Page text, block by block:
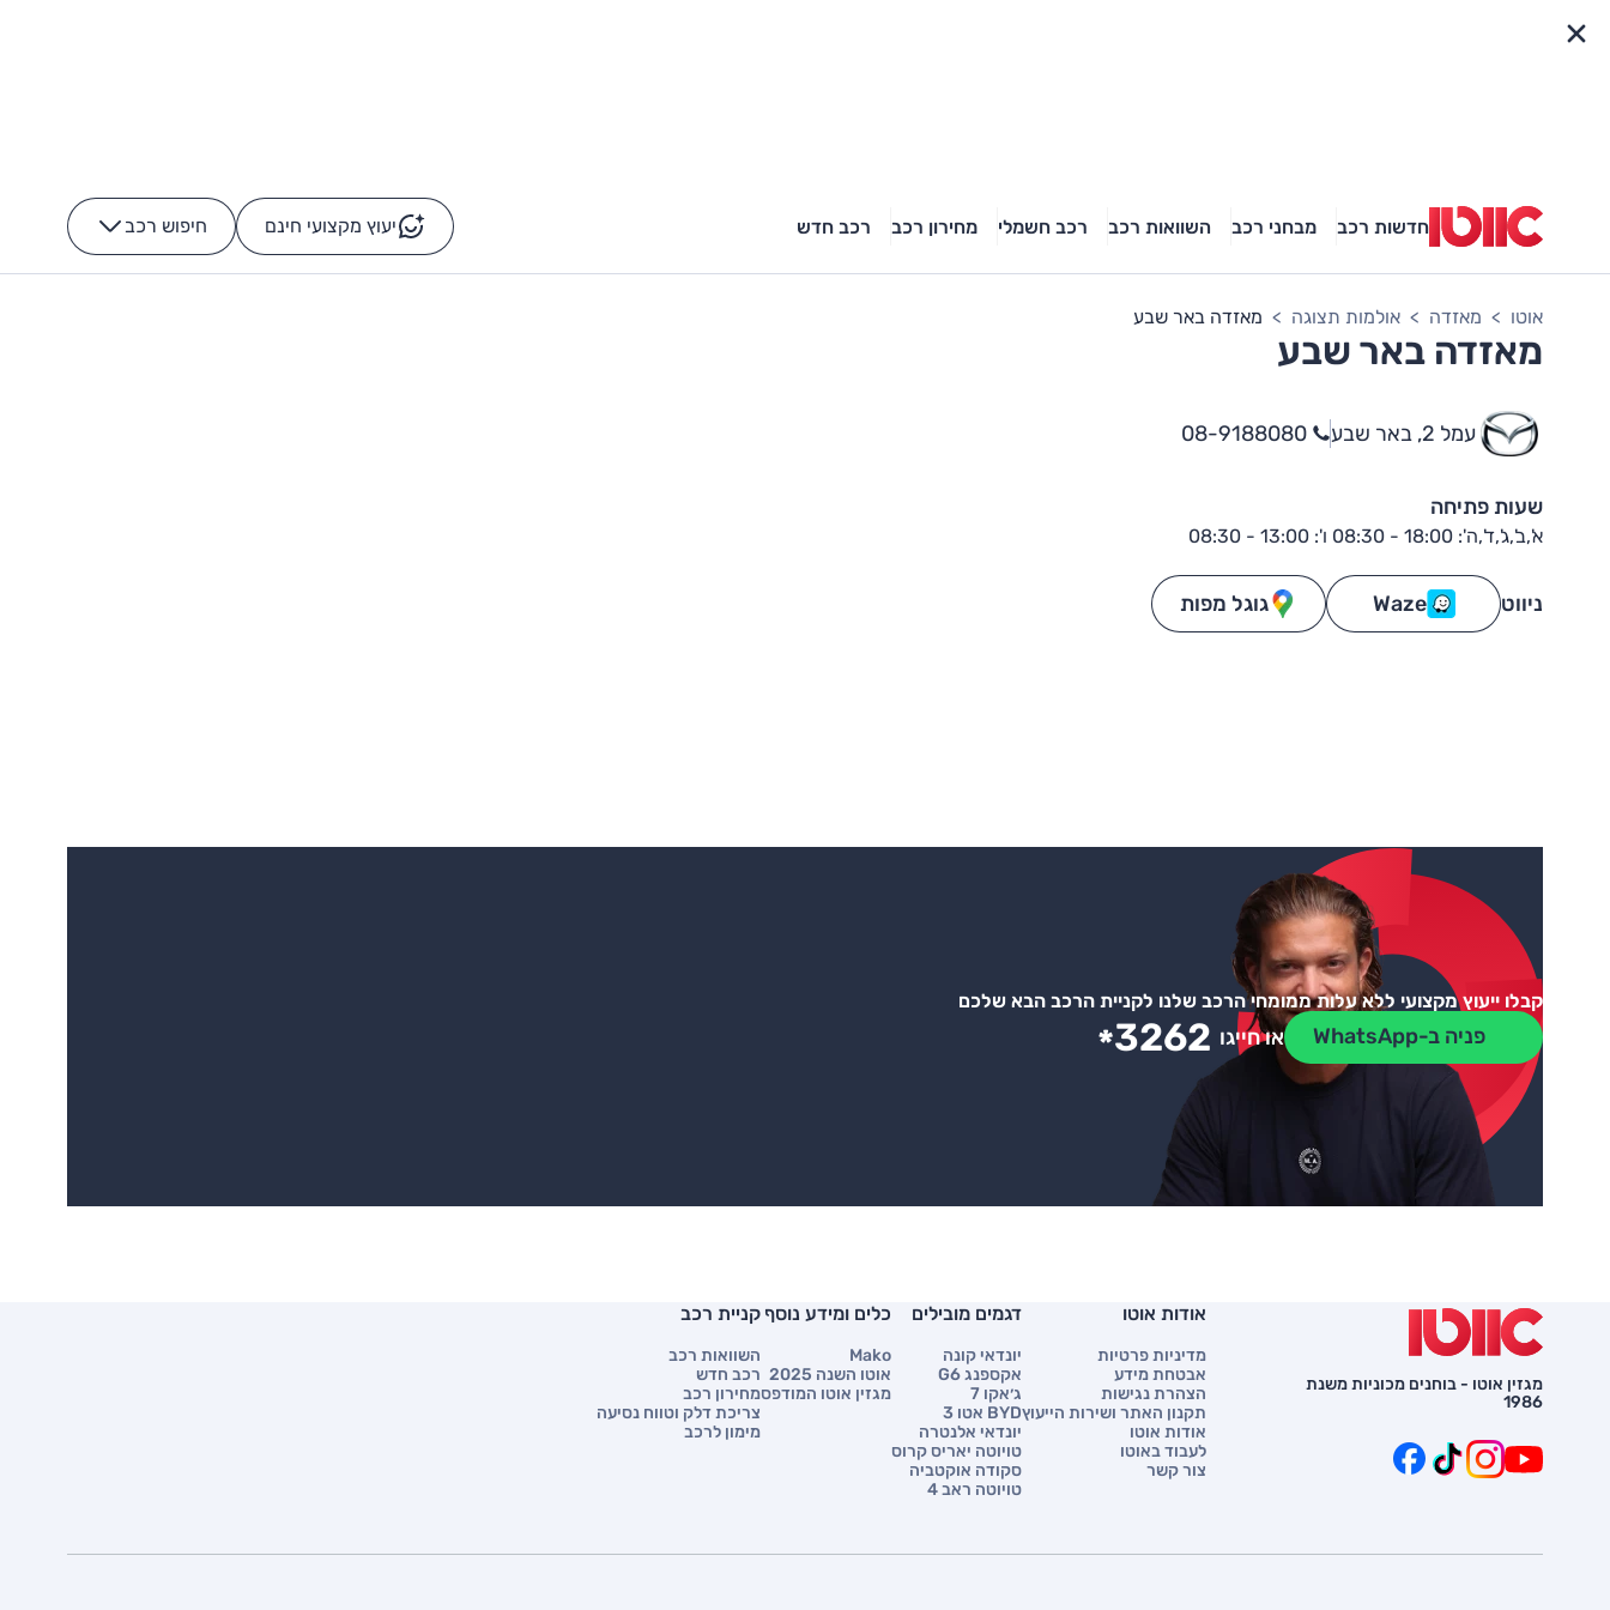
חדשות רכב מבחני רכב השוואות רכב רכב חשמלי מחירון רכב רכב חדש יעוץ מקצועי חינם חיפוש רכב -
אוטו מאזדה אולמות תצוגה מאזדה באר שבע
מאזדה באר שבע
עמל 2, באר שבע 08-9188080
שעות פתיחה
א',ב',ג',ד',ה': 18:00 - 08:30 ו': 13:00 - 08:30
ניווט Waze גוגל מפות
קבלו ייעוץ מקצועי ללא עלות ממומחי הרכב שלנו לקניית הרכב הבא שלכם
פניה ב-WhatsApp או חייגו *3262
מגזין אוטו - בוחנים מכוניות משנת
1986
אודות אוטו
מדיניות פרטיות
אבטחת מידע
הצהרת נגישות
תקנון האתר ושירות הייעוץ
אודות אוטו
לעבוד באוטו
צור קשר
דגמים מובילים
יונדאי קונה
אקספנג G6
ג׳אקו 7
BYD אטו 3
יונדאי אלנטרה
טויוטה יאריס קרוס
סקודה אוקטביה
טויוטה ראב 4
כלים ומידע נוסף
Mako
אוטו השנה 2025
מגזין אוטו המודפס
קניית רכב
השוואות רכב
רכב חדש
מחירון רכב
צריכת דלק וטווח נסיעה
מימון לרכב